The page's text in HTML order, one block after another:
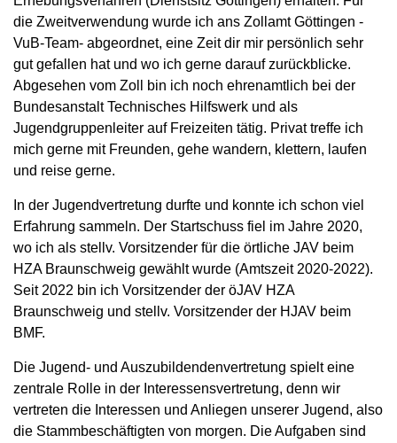
die Zweitverwendung wurde ich ans Zollamt Göttingen -
VuB-Team- abgeordnet, eine Zeit dir mir persönlich sehr
gut gefallen hat und wo ich gerne darauf zurückblicke.
Abgesehen vom Zoll bin ich noch ehrenamtlich bei der
Bundesanstalt Technisches Hilfswerk und als
Jugendgruppenleiter auf Freizeiten tätig. Privat treffe ich
mich gerne mit Freunden, gehe wandern, klettern, laufen
und reise gerne.
In der Jugendvertretung durfte und konnte ich schon viel
Erfahrung sammeln. Der Startschuss fiel im Jahre 2020,
wo ich als stellv. Vorsitzender für die örtliche JAV beim
HZA Braunschweig gewählt wurde (Amtszeit 2020-2022).
Seit 2022 bin ich Vorsitzender der öJAV HZA
Braunschweig und stellv. Vorsitzender der HJAV beim
BMF.
Die Jugend- und Auszubildendenvertretung spielt eine
zentrale Rolle in der Interessensvertretung, denn wir
vertreten die Interessen und Anliegen unserer Jugend, also
die Stammbeschäftigten von morgen. Die Aufgaben sind